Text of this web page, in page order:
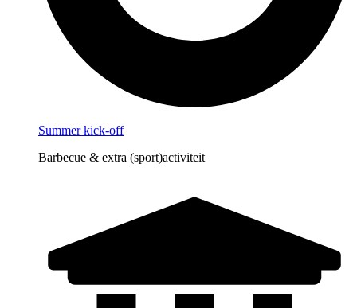
Summer kick-off
Barbecue & extra (sport)activiteit